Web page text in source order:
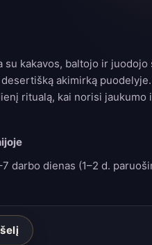
su kakavos, baltojo ir juodojo
akimirką
ritualą, kai norisi jaukumo
darbo dienas (1–2 d.